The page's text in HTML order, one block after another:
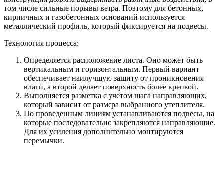
том числе сильные порывы ветра. Поэтому для бетонных,
кирпичных и газобетонных оснований используется
металлический профиль, который фиксируется на подвесы.
Технология процесса:
Определяется расположение листа. Оно может быть
вертикальным и горизонтальным. Первый вариант
обеспечивает наилучшую защиту от проникновения
влаги, а второй делает поверхность более крепкой.
Выполняется разметка с учетом шага направляющих,
который зависит от размера выбранного утеплителя.
По проведенным линиям устанавливаются подвесы, на
которые последовательно закрепляются направляющие.
Для их усиления дополнительно монтируются
перемычки.